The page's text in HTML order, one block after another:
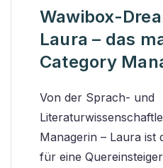
Wawibox-
Laura – das
Category
Von der Sprach- und
Managerin – Laura ist
für eine